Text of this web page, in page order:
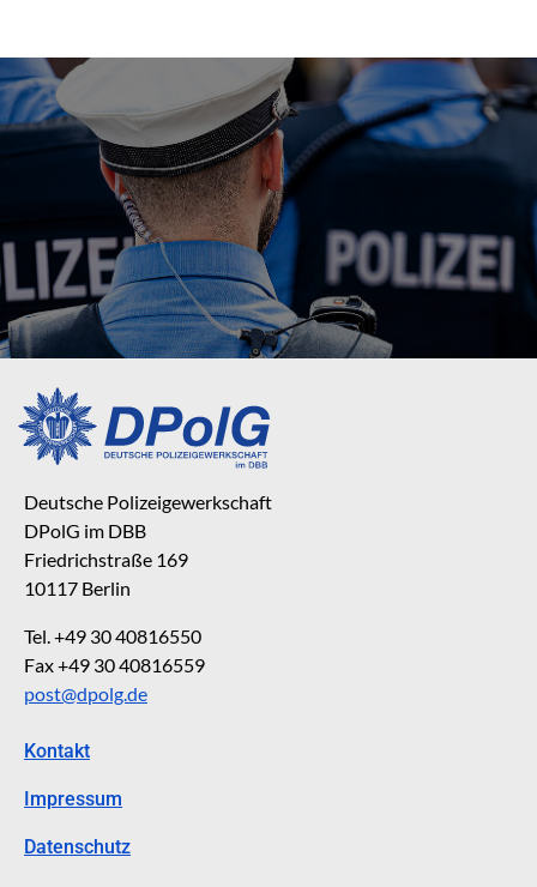
Deutsche Polizeigewerkschaft
DPolG im DBB
Friedrichstraße 169
10117 Berlin
Tel. +49 30 40816550
Fax +49 30 40816559
post@dpolg.de
Kontakt
Impressum
Datenschutz